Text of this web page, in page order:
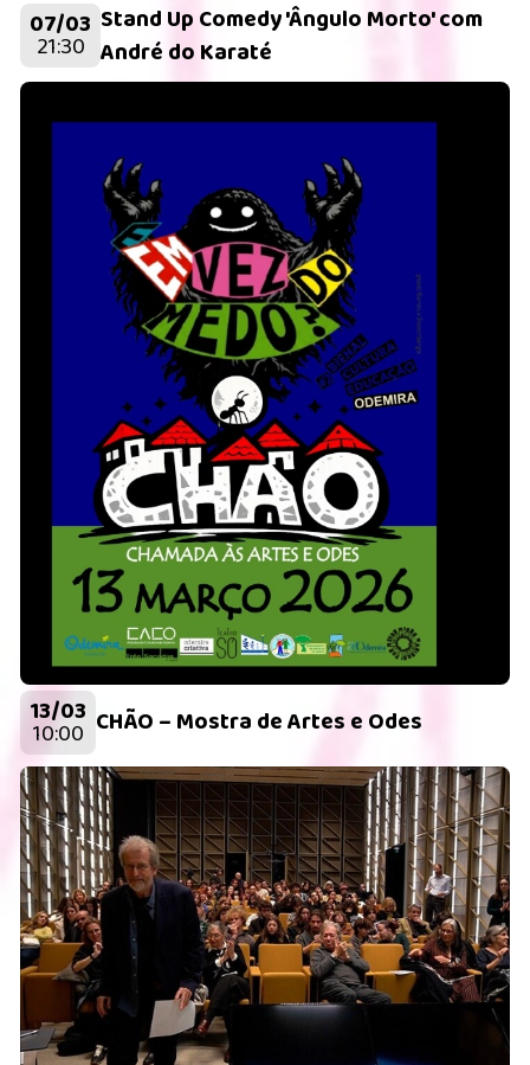
07/03
21:30
Stand Up Comedy 'Ângulo Morto' com
André do Karaté
13/03
10:00 CHÃO – Mostra de Artes e Odes